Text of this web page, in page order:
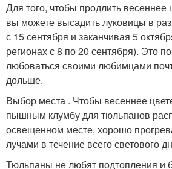
Для того, чтобы продлить весеннее
вы можете высадить луковицы в
с 15 сентября и заканчивая 5
регионах с 8 по 20 сентября). Это
любоваться своими любимцами
дольше.
Выбор места . Чтобы весеннее
пышным клумбу для тюльпанов
освещенном месте, хорошо
лучами в течение всего светового
Тюльпаны не любят подтопления и